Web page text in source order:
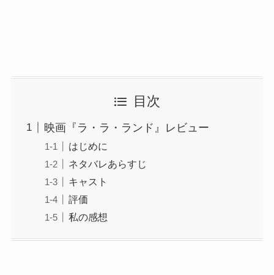
目次
映画『ラ・ラ・ランド』レビュー
はじめに
ネタバレあらすじ
キャスト
評価
私の感想